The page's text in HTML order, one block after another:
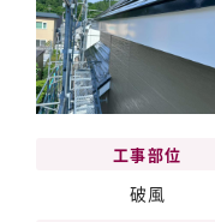
工事部位
破風